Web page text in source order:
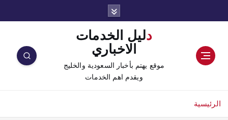
دليل الخدمات
الاخباري
موقع يهتم بأخبار السعودية والخليج
ويقدم اهم الخدمات
الرئيسية